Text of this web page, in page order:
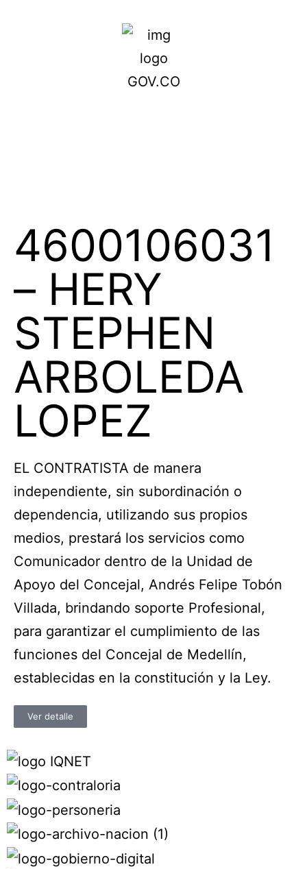
4600106031
– HERY
STEPHEN
ARBOLEDA
LOPEZ
EL CONTRATISTA de manera
independiente, sin subordinación o
dependencia, utilizando sus propios
medios, prestará los servicios como
Comunicador dentro de la Unidad de
Apoyo del Concejal, Andrés Felipe Tobón
Villada, brindando soporte Profesional,
para garantizar el cumplimiento de las
funciones del Concejal de Medellín,
establecidas en la constitución y la Ley.
Ver detalle